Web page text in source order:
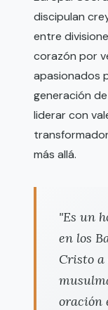
discipulan
entre
corazón por
apasionados
generación
liderar con
más allá.
"Es un
en los
Cristo a
oración